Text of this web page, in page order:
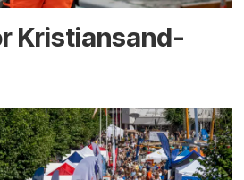
Kristiansand-